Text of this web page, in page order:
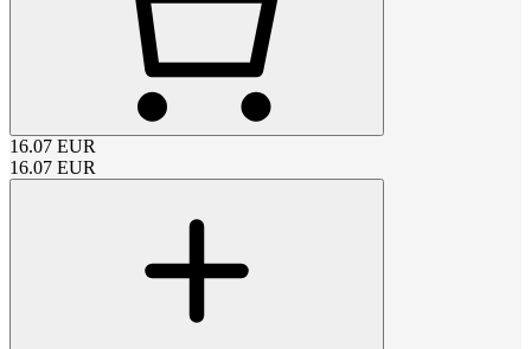
16.07 EUR
16.07 EUR